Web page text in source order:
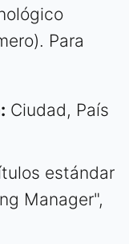
Para
Ciudad, País
estándar
Manager",